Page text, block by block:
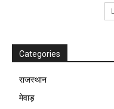
Categories
राजस्थान
मेवाड़